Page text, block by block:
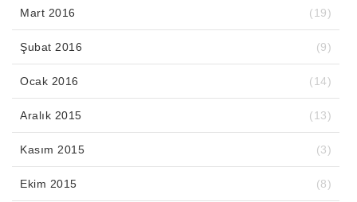
Mart 2016 (19)
Şubat 2016 (9)
Ocak 2016 (14)
Aralık 2015 (13)
Kasım 2015 (3)
Ekim 2015 (8)